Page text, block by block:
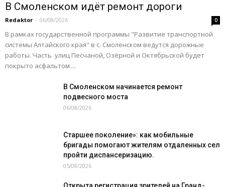
В Смоленском идёт ремонт дороги
Redaktor - 06/08/2026 0
В рамках государственной программы "Развитие транспортной
системы Алтайского края" в с. Смоленском ведутся дорожные
работы. Часть улиц Песчаной, Озёрной и Октябрьской будет
покрыто асфальтом....
В Смоленском начинается ремонт
подвесного моста
06/08/2026
Старшее поколение»: как мобильные
бригады помогают жителям отдаленных сел
пройти диспансеризацию.
05/08/2026